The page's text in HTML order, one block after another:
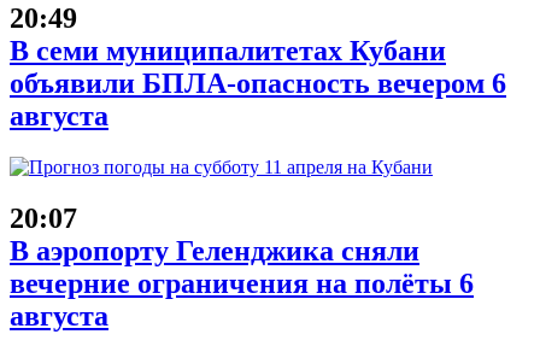
20:49
В семи муниципалитетах Кубани
объявили БПЛА-опасность вечером 6
августа
20:07
В аэропорту Геленджика сняли
вечерние ограничения на полёты 6
августа